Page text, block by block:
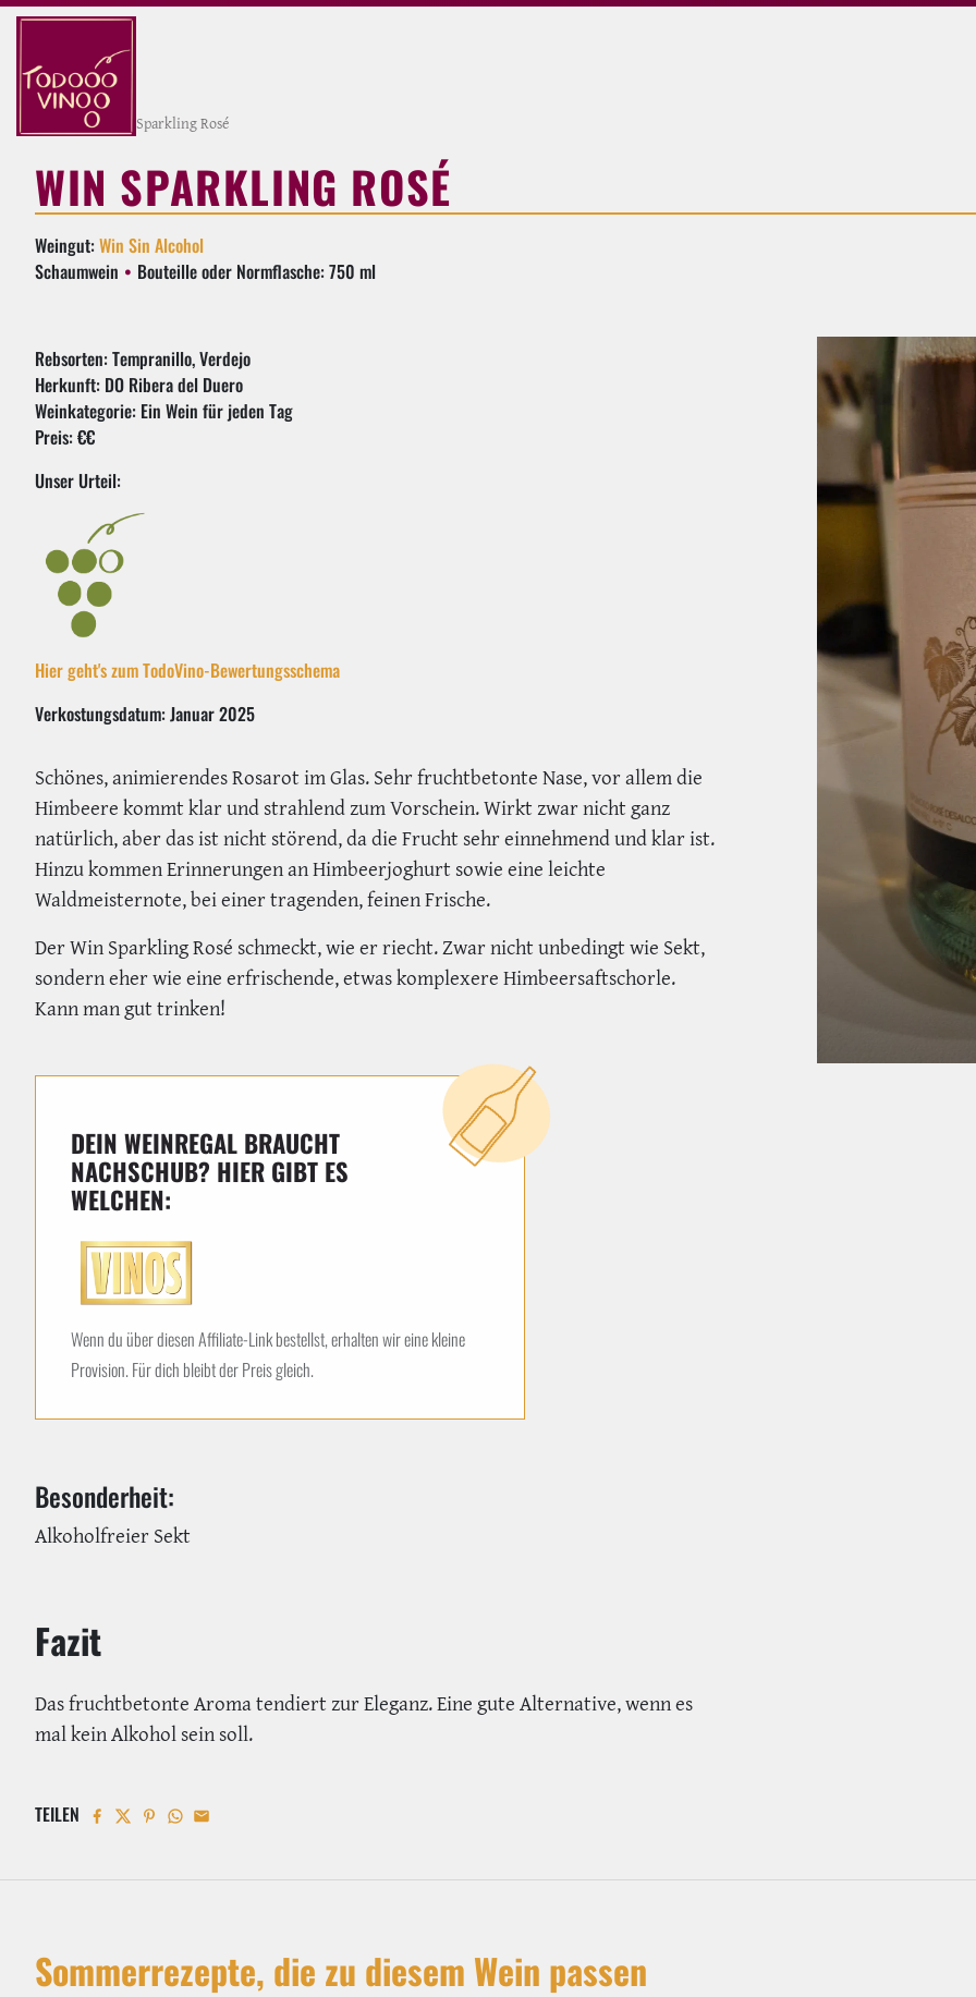
Weinkeller Win Sparkling Rosé
WIN SPARKLING ROSÉ
Weingut:Win Sin Alcohol
Schaumwein
Bouteille oder Normflasche: 750 ml
Rebsorten: Tempranillo, Verdejo
Herkunft: DO Ribera del Duero
Weinkategorie: Ein Wein für jeden Tag
Preis: €€
Unser Urteil:
Hier geht's zum TodoVino-Bewertungsschema
Verkostungsdatum: Januar 2025
Schönes, animierendes Rosarot im Glas. Sehr fruchtbetonte Nase, vor allem die
Himbeere kommt klar und strahlend zum Vorschein. Wirkt zwar nicht ganz
natürlich, aber das ist nicht störend, da die Frucht sehr einnehmend und klar ist.
Hinzu kommen Erinnerungen an Himbeerjoghurt sowie eine leichte
Waldmeisternote, bei einer tragenden, feinen Frische.
Der Win Sparkling Rosé schmeckt, wie er riecht. Zwar nicht unbedingt wie Sekt,
sondern eher wie eine erfrischende, etwas komplexere Himbeersaftschorle.
Kann man gut trinken!
DEIN WEINREGAL BRAUCHT
NACHSCHUB? HIER GIBT ES
WELCHEN:
Wenn du über diesen Affiliate-Link bestellst, erhalten wir eine kleine
Provision. Für dich bleibt der Preis gleich.
Besonderheit:
Alkoholfreier Sekt
Fazit
Das fruchtbetonte Aroma tendiert zur Eleganz. Eine gute Alternative, wenn es
mal kein Alkohol sein soll.
TEILEN
Sommerrezepte, die zu diesem Wein passen